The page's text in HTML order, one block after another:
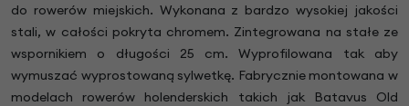
do rowerów miejskich. Wykonana z bardzo wysokiej jakości
stali, w całości pokryta chromem. Zintegrowana na stałe ze
wspornikiem o długości 25 cm. Wyprofilowana tak aby
wymuszać wyprostowaną sylwetkę. Fabrycznie montowana w
modelach rowerów holenderskich takich jak Batavus Old